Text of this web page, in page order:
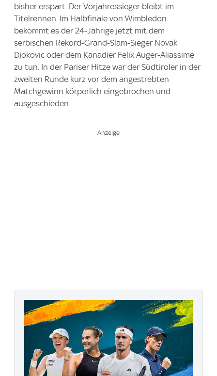
bisher erspart. Der Vorjahressieger bleibt im
Titelrennen. Im Halbfinale von Wimbledon
bekommt es der 24-Jährige jetzt mit dem
serbischen Rekord-Grand-Slam-Sieger Novak
Djokovic oder dem Kanadier Felix Auger-Aliassime
zu tun. In der Pariser Hitze war der Südtiroler in der
zweiten Runde kurz vor dem angestrebten
Matchgewinn körperlich eingebrochen und
ausgeschieden.